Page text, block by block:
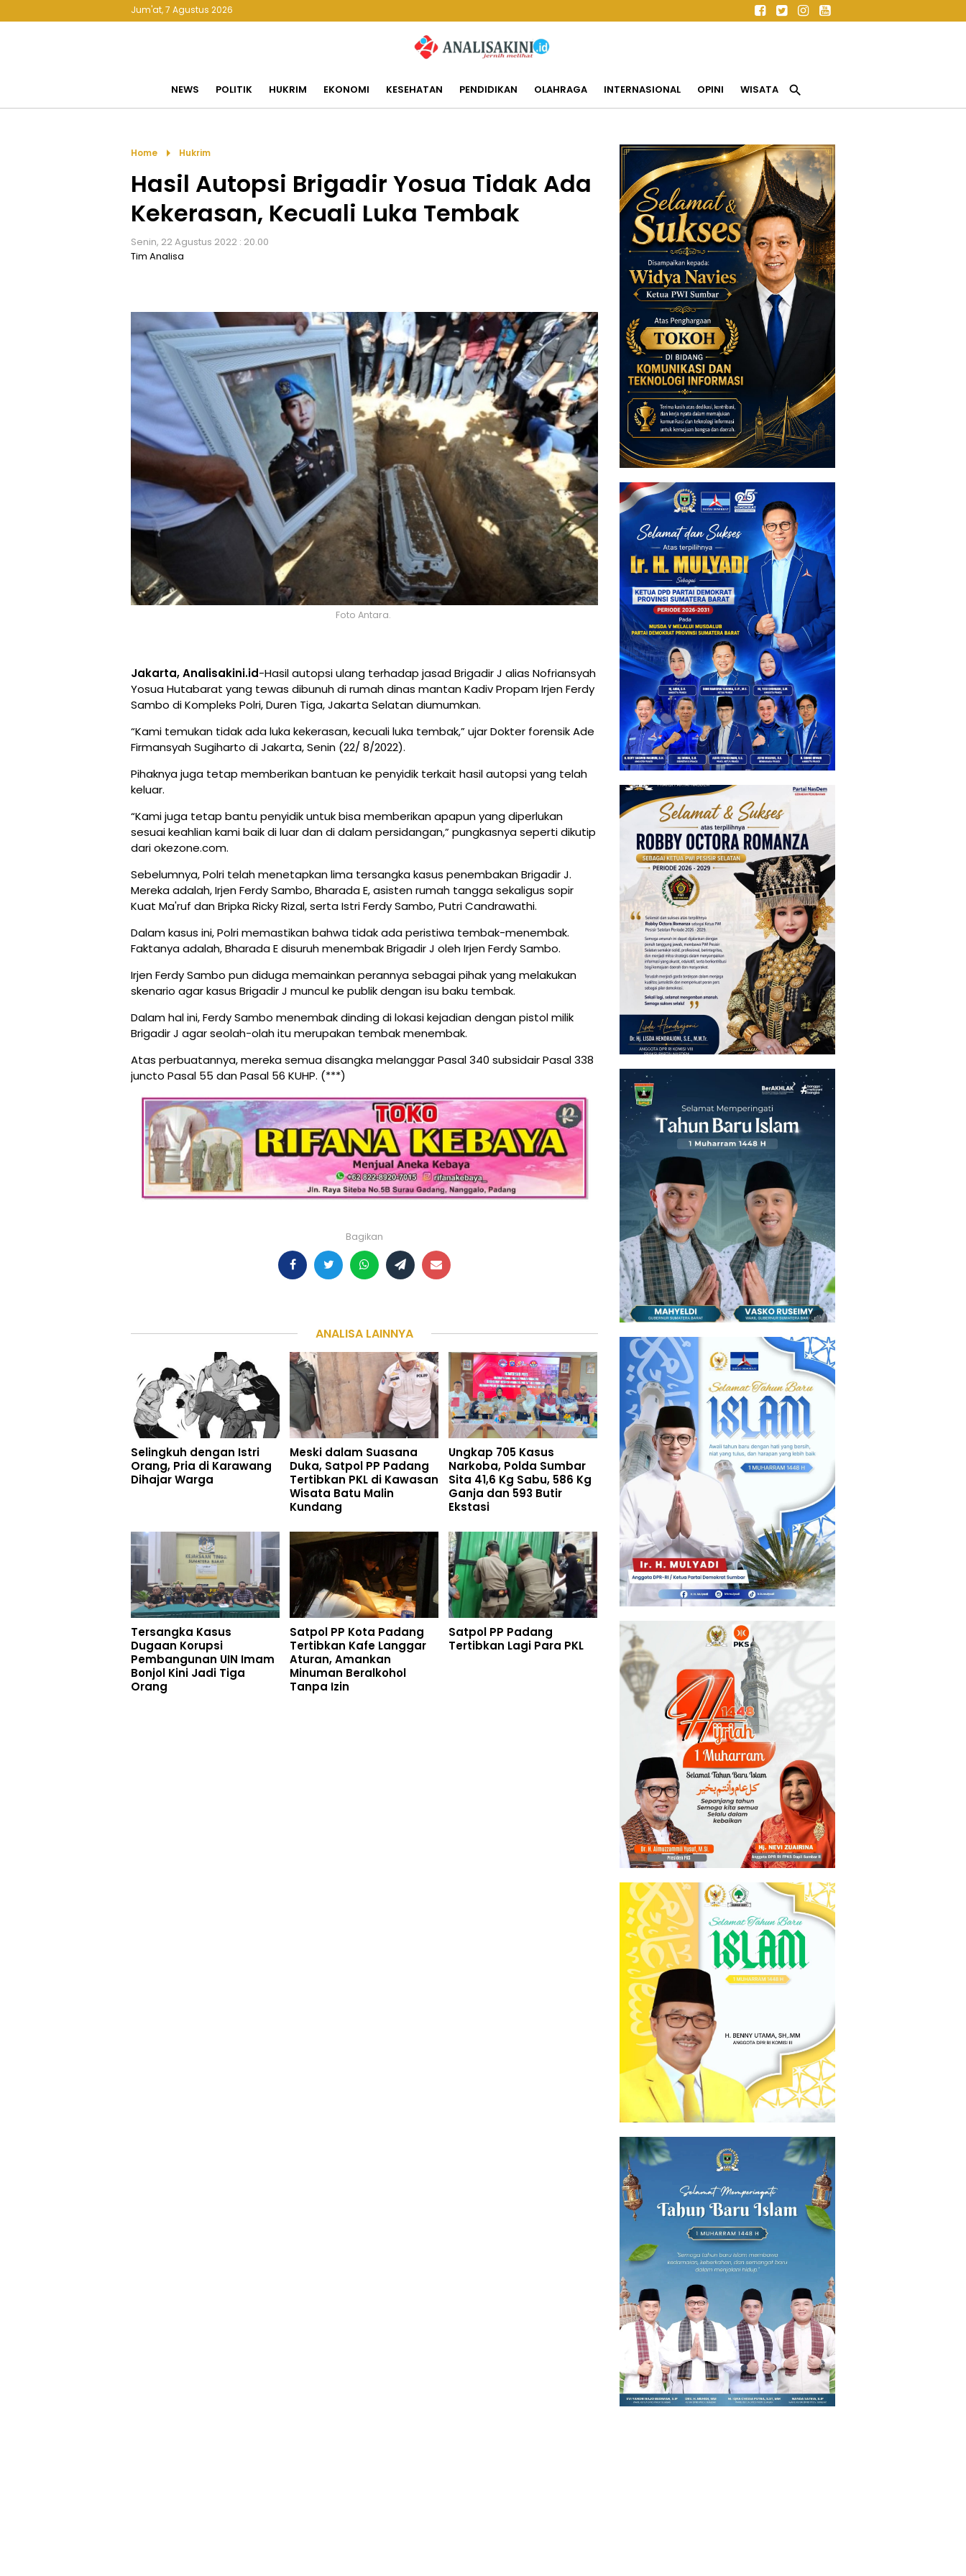
Jum'at, 7 Agustus 2026
NEWS POLITIK HUKRIM EKONOMI KESEHATAN PENDIDIKAN OLAHRAGA INTERNASIONAL OPINI WISATA search
Home arrow_right Hukrim
Hasil Autopsi Brigadir Yosua Tidak Ada
Kekerasan, Kecuali Luka Tembak
Senin, 22 Agustus 2022 : 20.00
Tim Analisa
Foto Antara.
Jakarta, Analisakini.id-Hasil autopsi ulang terhadap jasad Brigadir J alias Nofriansyah
Yosua Hutabarat yang tewas dibunuh di rumah dinas mantan Kadiv Propam Irjen Ferdy
Sambo di Kompleks Polri, Duren Tiga, Jakarta Selatan diumumkan.
“Kami temukan tidak ada luka kekerasan, kecuali luka tembak,” ujar Dokter forensik Ade
Firmansyah Sugiharto di Jakarta, Senin (22/ 8/2022).
Pihaknya juga tetap memberikan bantuan ke penyidik terkait hasil autopsi yang telah
keluar.
“Kami juga tetap bantu penyidik untuk bisa memberikan apapun yang diperlukan
sesuai keahlian kami baik di luar dan di dalam persidangan,” pungkasnya seperti dikutip
dari okezone.com.
Sebelumnya, Polri telah menetapkan lima tersangka kasus penembakan Brigadir J.
Mereka adalah, Irjen Ferdy Sambo, Bharada E, asisten rumah tangga sekaligus sopir
Kuat Ma'ruf dan Bripka Ricky Rizal, serta Istri Ferdy Sambo, Putri Candrawathi.
Dalam kasus ini, Polri memastikan bahwa tidak ada peristiwa tembak-menembak.
Faktanya adalah, Bharada E disuruh menembak Brigadir J oleh Irjen Ferdy Sambo.
Irjen Ferdy Sambo pun diduga memainkan perannya sebagai pihak yang melakukan
skenario agar kasus Brigadir J muncul ke publik dengan isu baku tembak.
Dalam hal ini, Ferdy Sambo menembak dinding di lokasi kejadian dengan pistol milik
Brigadir J agar seolah-olah itu merupakan tembak menembak.
Atas perbuatannya, mereka semua disangka melanggar Pasal 340 subsidair Pasal 338
juncto Pasal 55 dan Pasal 56 KUHP. (***)
Bagikan
ANALISA LAINNYA
Selingkuh dengan Istri
Orang, Pria di Karawang
Dihajar Warga
Meski dalam Suasana
Duka, Satpol PP Padang
Tertibkan PKL di Kawasan
Wisata Batu Malin
Kundang
Ungkap 705 Kasus
Narkoba, Polda Sumbar
Sita 41,6 Kg Sabu, 586 Kg
Ganja dan 593 Butir
Ekstasi
Tersangka Kasus
Dugaan Korupsi
Pembangunan UIN Imam
Bonjol Kini Jadi Tiga
Orang
Satpol PP Kota Padang
Tertibkan Kafe Langgar
Aturan, Amankan
Minuman Beralkohol
Tanpa Izin
Satpol PP Padang
Tertibkan Lagi Para PKL